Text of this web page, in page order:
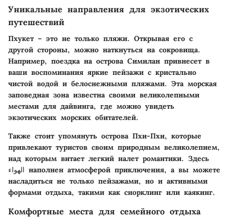
Уникальные направления для экзотических
путешествий
Пхукет – это не только пляжи. Открывая его с
другой стороны, можно наткнуться на сокровища.
Например, поездка на острова Симилан привнесет в
ваши воспоминания яркие пейзажи с кристально
чистой водой и белоснежными пляжами. Эта морская
заповедная зона известна своими великолепными
местами для дайвинга, где можно увидеть
экзотических морских обитателей.
Также стоит упомянуть острова Пхи-Пхи, которые
привлекают туристов своим природным великолепием,
над которым витает легкий налет романтики. Здесь
الهواء наполнен атмосферой приключения, а вы можете
насладиться не только пейзажами, но и активными
формами отдыха, такими как снорклинг или каякинг.
Комфортные места для семейного отдыха